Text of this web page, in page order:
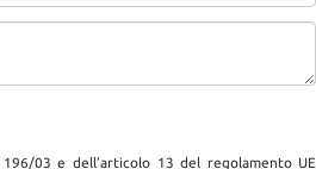
03 e dell’articolo 13 del regolamento UE